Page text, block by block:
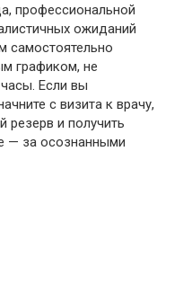
профессиональной
ожиданий
самостоятельно
графиком, не
Если вы
с визита к врачу,
резерв и получить
— за осознанными